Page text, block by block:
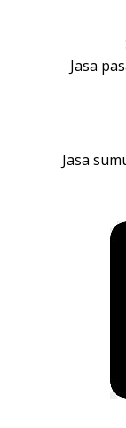
Jasa
Jasa